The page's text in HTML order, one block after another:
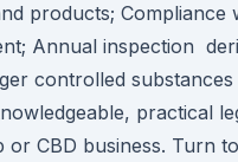
products; Compliance
Annual inspection
controlled
practical
or CBD business. Turn